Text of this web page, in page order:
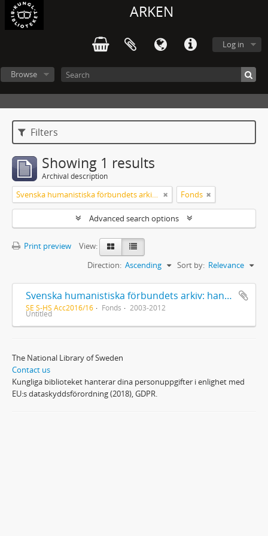
ARKEN
Log in
Browse
Filters
Showing 1 results
Archival description
Svenska humanistiska förbundets arkiv: handlingar 2003-2012 Fonds
Advanced search options
Print preview
View:
Sort by: Relevance
Direction: Ascending
Svenska humanistiska förbundets arkiv: handlingar 2003-2012
SE S-HS Acc2016/16 Fonds 2003-2012
Untitled
The National Library of Sweden
Contact us
Kungliga biblioteket hanterar dina personuppgifter i enlighet med
EU:s dataskyddsförordning (2018), GDPR.